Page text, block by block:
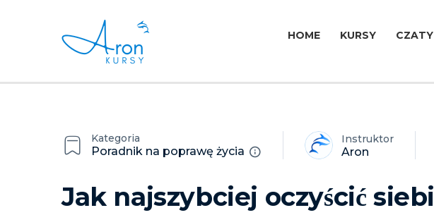
HOME KURSY
Kategoria
Poradnik na poprawę życia
Instruktor
Aron
Jak najszybciej oczyścić